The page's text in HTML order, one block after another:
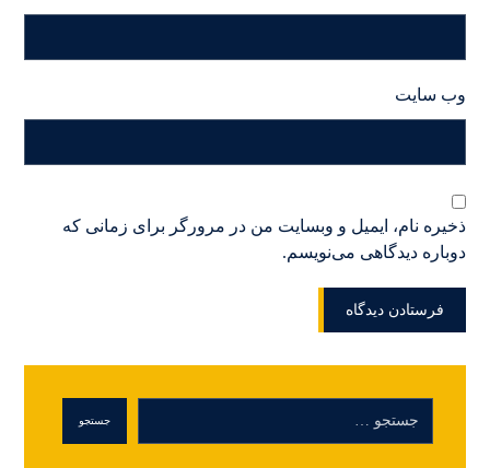
وب‌ سایت
ذخیره نام، ایمیل و وبسایت من در مرورگر برای زمانی که
دوباره دیدگاهی می‌نویسم.